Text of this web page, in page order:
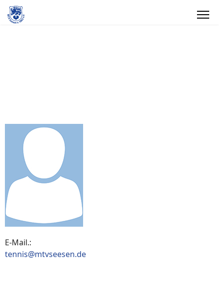
E-Mail.:
tennis@mtvseesen.de